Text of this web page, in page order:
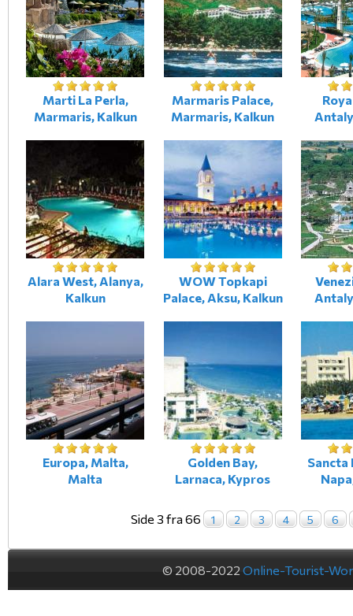
Marti La Perla,
Marmaris, Kalkun
Marmaris Palace,
Marmaris, Kalkun
Alara West, Alanya,
Kalkun
WOW Topkapi
Palace, Aksu, Kalkun
Europa, Malta,
Malta
Golden Bay,
Larnaca, Kypros
Sancta
Side 3 fra 66 1 2 3 4 5 6
© 2008-2022 Online-Tourist-